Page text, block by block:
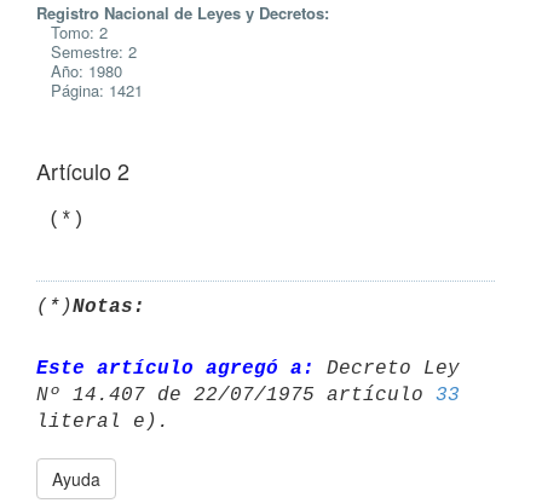
Registro Nacional de Leyes y Decretos:
Tomo: 2
Semestre: 2
Año: 1980
Página: 1421
Artículo 2
(*)Notas:
Este artículo agregó a:
Decreto Ley
Nº 14.407 de 22/07/1975 artículo 33
Ayuda